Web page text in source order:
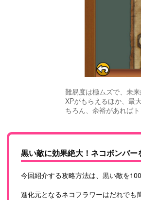
難易度は極ムズで、未
XPがもらえるほか、最
ちろん、余裕があれば
黒い敵に効果絶大！ネコボンバー
今回紹介する攻略方法は、黒い敵を
進化元となるネコフラワーはだれでも